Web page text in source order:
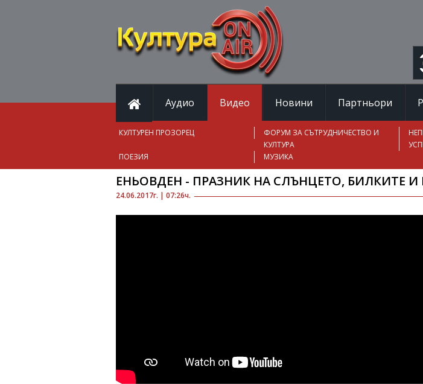
Аудио Видео Новини Партньори
КУЛТУРЕН ПРОЗОРЕЦ
ФОРУМ ЗА СЪТРУДНИЧЕСТВО И
КУЛТУРА
ПОЕЗИЯ
МУЗИКА
24.06.2017г. | 07:26ч.
ЕНЬОВДЕН - ПРАЗНИК НА СЛЪНЦЕТО, БИЛКИТЕ И